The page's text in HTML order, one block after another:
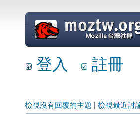
=
登入 註冊
檢視沒有回覆的主題 檢視最近討